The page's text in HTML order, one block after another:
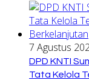
7 Agustus
DPD KNTI
Tata Kelola